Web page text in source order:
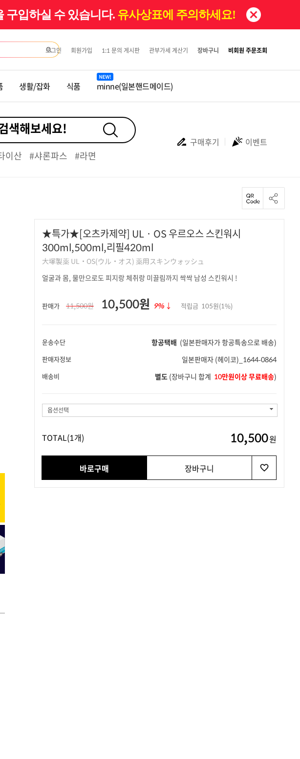
구입하실 수 있습니다. 유사상표에 주의하세요!
생활/잡화 식품 minne(일본핸드메이드)
로그인 회원가입 1:1 문의 게시판 관부가세 계산기 장바구니 비회원 주문조회
이산 #샤론파스 #라면
구매후기 이벤트
★특가★[오츠카제약] UL · OS 우르오스 스킨워시
300ml,500ml,리필420ml
大塚製薬 UL・OS(ウル・オス) 薬用スキンウォッシュ
얼굴과 몸, 물만으로도 피지랑 체취랑 미끌림까지 싹싹 남성 스킨워시 !
판매가 11,500원 10,500원 9% ↓ 적립금 105원(1%)
운송수단 항공택배 (일본판매자가 항공특송으로 배송)
판매자정보 일본판매자 (헤이코)_1644-0864
배송비 별도 (장바구니 합계 10만원이상 무료배송)
옵션선택
TOTAL 10,500원
(1개)
바로구매 장바구니